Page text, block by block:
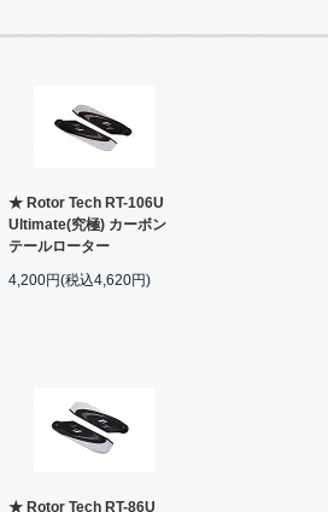
★ Rotor Tech RT-106U
Ultimate(究極) カーボン
テールローター
4,200円(税込4,620円)
★ Rotor Tech RT-86U